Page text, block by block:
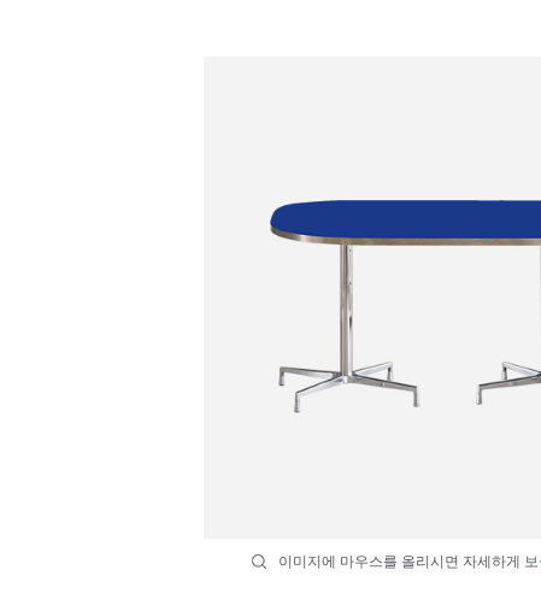
이미지에 마우스를 올리시면 자세하게 보